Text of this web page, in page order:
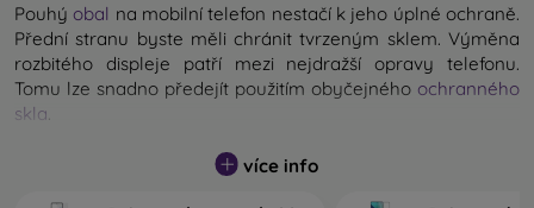
Pouhý obal na mobilní telefon nestačí k jeho úplné ochraně.
Přední stranu byste měli chránit tvrzeným sklem. Výměna
rozbitého displeje patří mezi nejdražší opravy telefonu.
Tomu lze snadno předejít použitím obyčejného ochranného
skla
Nerozbitné sklo na mobil sice neexistuje, ale při pádu
zůstane displej ve většině případů nepoškozený. Výběr
více info